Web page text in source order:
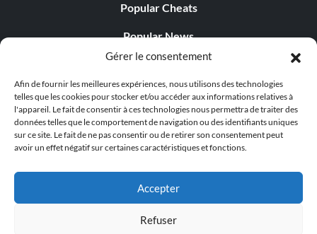
Gérer le consentement
Afin de fournir les meilleures expériences, nous utilisons des technologies
telles que les cookies pour stocker et/ou accéder aux informations relatives à
l'appareil. Le fait de consentir à ces technologies nous permettra de traiter des
données telles que le comportement de navigation ou des identifiants uniques
sur ce site. Le fait de ne pas consentir ou de retirer son consentement peut
avoir un effet négatif sur certaines caractéristiques et fonctions.
Accepter
Refuser
Popular Cheats
Popular News
Popular Editorials
Popular Free Games
LATEST UPDATES